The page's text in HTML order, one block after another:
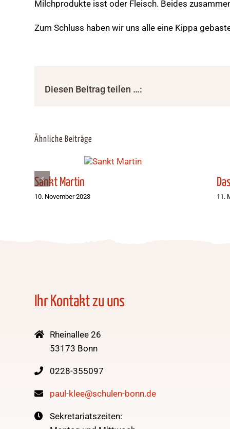
Milchprodukte isst oder Fleisch. Beides
Zum Schluss haben wir uns alle eine Kippa
Diesen Beitrag teilen …:
Ähnliche Beiträge
Sankt Martin
10. November 2023 11.
Ihr Kontakt zu uns
Rheinallee 26
53173 Bonn
0228-355097
paul-klee@schulen-bonn.de
Sekretariatszeiten: